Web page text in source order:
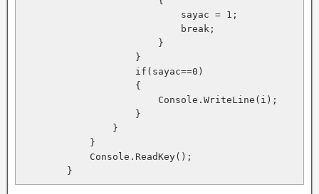
                            sayac = 1;
                            break;
                        }
                    }
                    if(sayac==0)
                    {
                        Console.WriteLine(i);
                    }
                }
            }
            Console.ReadKey();
        }